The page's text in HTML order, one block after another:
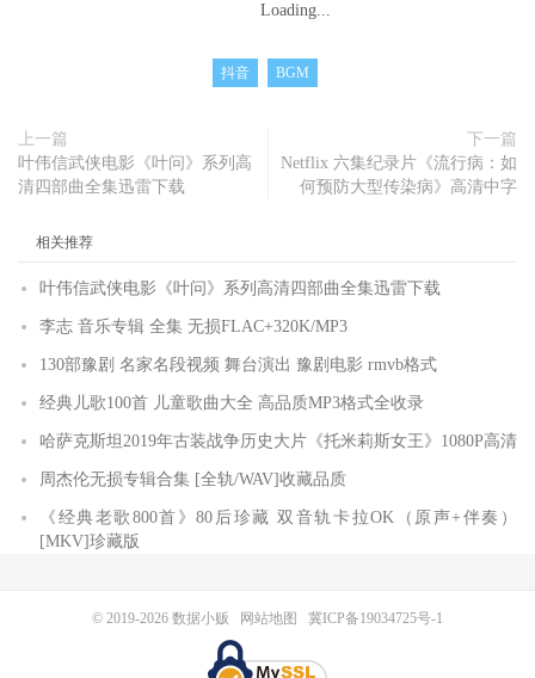
Loading...
抖音 BGM
上一篇
叶伟信武侠电影《叶问》系列高
清四部曲全集迅雷下载
下一篇
Netflix 六集纪录片《流行病：如
何预防大型传染病》高清中字
相关推荐
叶伟信武侠电影《叶问》系列高清四部曲全集迅雷下载
李志 音乐专辑 全集 无损FLAC+320K/MP3
130部豫剧 名家名段视频 舞台演出 豫剧电影 rmvb格式
经典儿歌100首 儿童歌曲大全 高品质MP3格式全收录
哈萨克斯坦2019年古装战争历史大片《托米莉斯女王》1080P高清
周杰伦无损专辑合集 [全轨/WAV]收藏品质
《经典老歌800首》80后珍藏 双音轨卡拉OK（原声+伴奏）
[MKV]珍藏版
© 2019-2026 数据小贩 网站地图 冀ICP备19034725号-1